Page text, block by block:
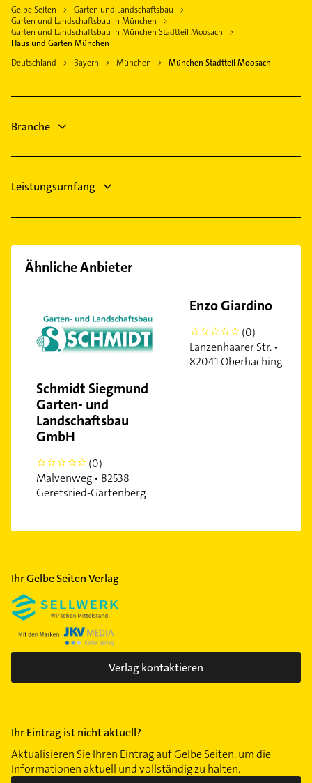
Hadern
Haidhausen
Laim
Lochhausen
Obergiesing
Perlach
Ramersdorf
Sendling-Westpark
Solln
Untermenzing
Hebertshausen
Olching
Eichenau bei München
Bergkirchen Kreis Dachau
Sanitärinstallation
Heizung & Sanitär
Lüftungsanlagen
Heizungsfirmen
Bauunternehmen
Klempner
Sanitärinstallation
Heizungsbauer
Gelbe Seiten
Garten und Landschaftsbau
Garten und Landschaftsbau in München
Garten und Landschaftsbau in München Stadtteil Moosach
Haus und Garten München
Deutschland
Bayern München München Stadtteil Moosach
Branche
Leistungsumfang
Ähnliche Anbieter
Schmidt Siegmund
Garten- und
Landschaftsbau
GmbH
0
(0)
Malvenweg • 82538
Geretsried-Gartenberg
Enzo Giardino
0
(0)
Lanzenhaarer Str. •
82041 Oberhaching
Ihr Gelbe Seiten Verlag
Verlag kontaktieren
Ihr Eintrag ist nicht aktuell?
Aktualisieren Sie Ihren Eintrag auf Gelbe Seiten, um die
Informationen aktuell und vollständig zu halten.